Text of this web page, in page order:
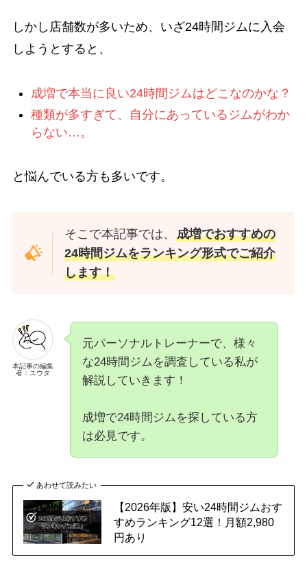
しかし店舗数が多いため、いざ24時間ジムに入会
しようとすると、
成増で本当に良い24時間ジムはどこなのかな？
種類が多すぎて、自分にあっているジムがわか
らない…。
と悩んでいる方も多いです。
そこで本記事では、成増でおすすめの
24時間ジムをランキング形式でご紹介
します！
本記事の編集
者：ユウタ
元パーソナルトレーナーで、様々
な24時間ジムを調査している私が
解説していきます！
成増で24時間ジムを探している方
は必見です。
あわせて読みたい
【2026年版】安い24時間ジムおす
すめランキング12選！月額2,980
円あり